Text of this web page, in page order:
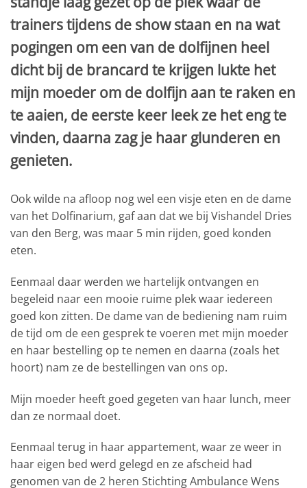
trainers tijdens de show staan en na wat
pogingen om een van de dolfijnen heel
dicht bij de brancard te krijgen lukte het
mijn moeder om de dolfijn aan te raken en
te aaien, de eerste keer leek ze het eng te
vinden, daarna zag je haar glunderen en
genieten.
Ook wilde na afloop nog wel een visje eten en de dame
van het Dolfinarium, gaf aan dat we bij Vishandel Dries
van den Berg, was maar 5 min rijden, goed konden
eten.
Eenmaal daar werden we hartelijk ontvangen en
begeleid naar een mooie ruime plek waar iedereen
goed kon zitten. De dame van de bediening nam ruim
de tijd om de een gesprek te voeren met mijn moeder
en haar bestelling op te nemen en daarna (zoals het
hoort) nam ze de bestellingen van ons op.
Mijn moeder heeft goed gegeten van haar lunch, meer
dan ze normaal doet.
Eenmaal terug in haar appartement, waar ze weer in
haar eigen bed werd gelegd en ze afscheid had
genomen van de 2 heren Stichting Ambulance Wens